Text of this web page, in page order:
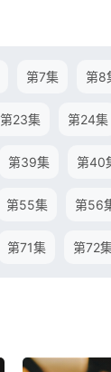
第7集 第8
第23集 第24集
第39集 第40
第55集 第56
第71集 第72